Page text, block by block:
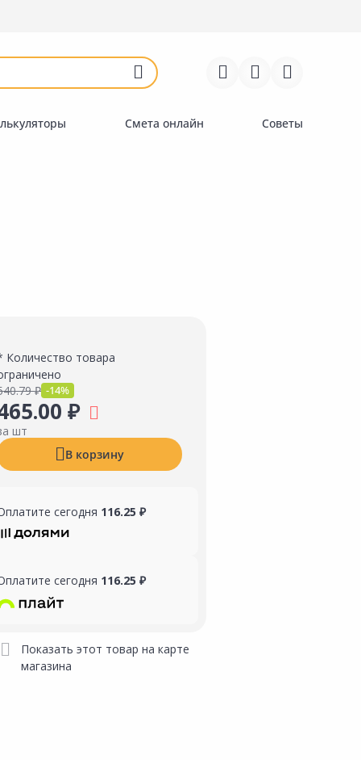
Смета онлайн Советы
Количество товара
₽ -14%
₽
шт
В корзину
сегодня 116.25 ₽
сегодня 116.25 ₽
Показать этот товар на карте
магазина